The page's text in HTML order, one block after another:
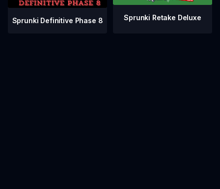
Sprunki Definitive Phase 8 Sprunki Retake Deluxe